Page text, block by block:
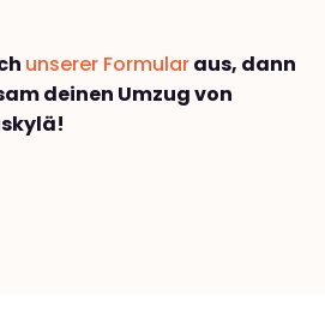
unserer Formularaus, dann
deinen Umzug von